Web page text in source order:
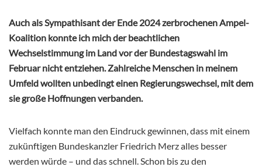
Auch als Sympathisant der Ende 2024 zerbrochenen Ampel-
Koalition konnte ich mich der beachtlichen
Wechselstimmung im Land vor der Bundestagswahl im
Februar nicht entziehen. Zahlreiche Menschen in meinem
Umfeld wollten unbedingt einen Regierungswechsel, mit dem
sie große Hoffnungen verbanden.
Vielfach konnte man den Eindruck gewinnen, dass mit einem
zukünftigen Bundeskanzler Friedrich Merz alles besser
werden würde – und das schnell. Schon bis zu den